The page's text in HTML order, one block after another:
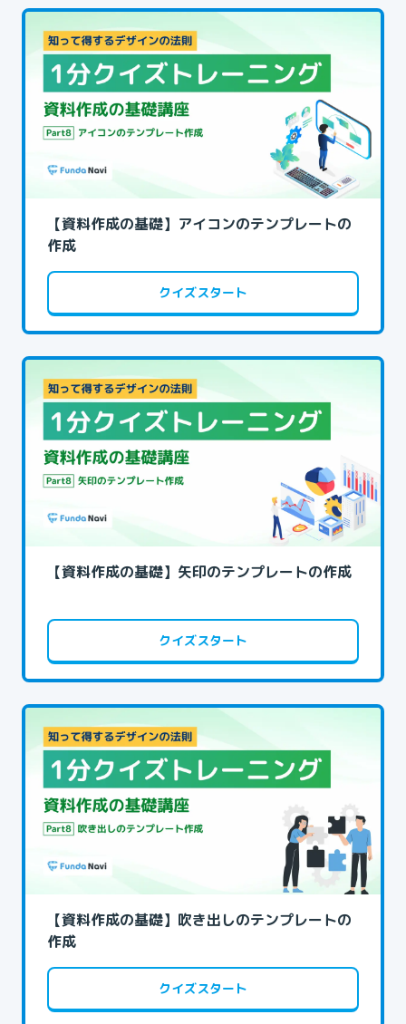
【資料作成の基礎】アイコンのテンプレートの
作成
クイズスタート
【資料作成の基礎】矢印のテンプレートの作成
クイズスタート
【資料作成の基礎】吹き出しのテンプレートの
作成
クイズスタート